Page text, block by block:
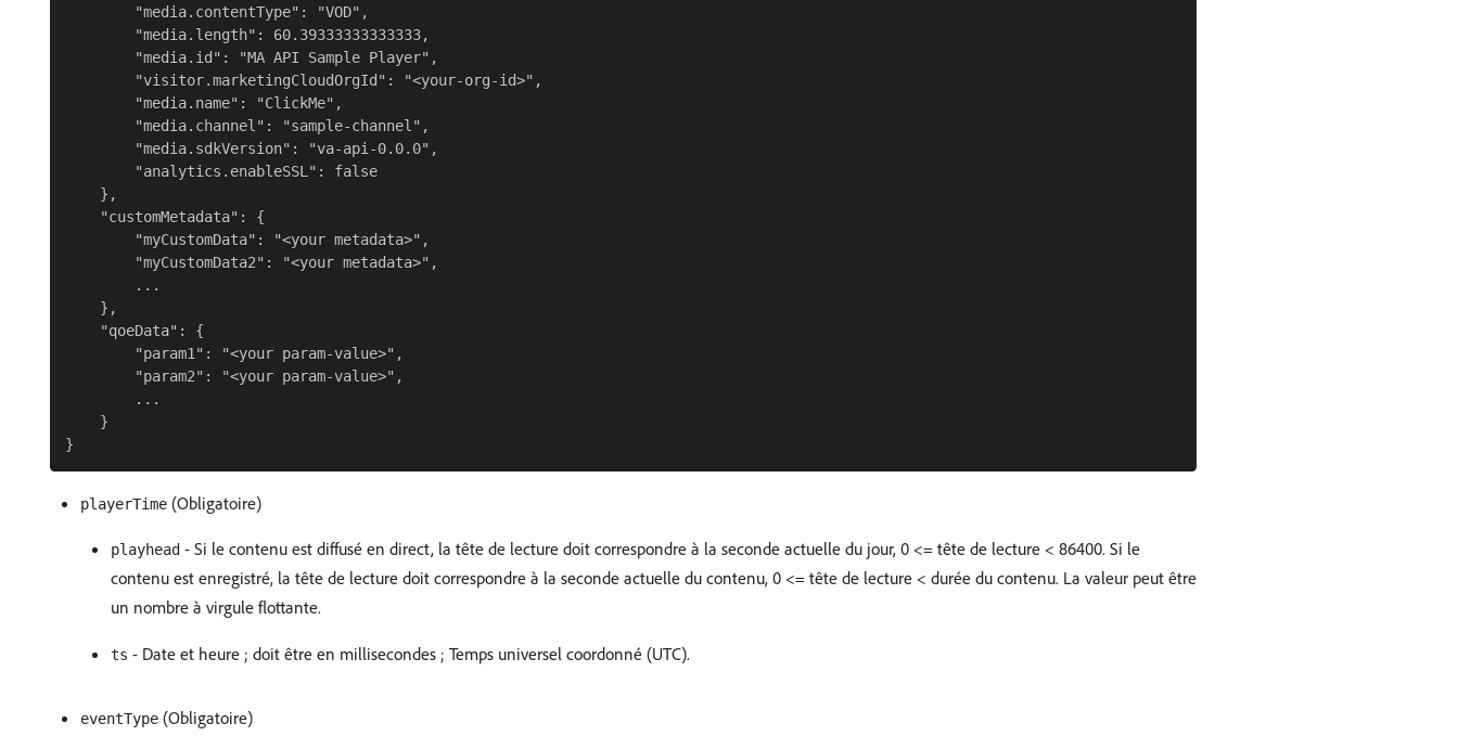
        "media.contentType": "VOD",
        "media.length": 60.39333333333333,
        "media.id": "MA API Sample Player",
        "visitor.marketingCloudOrgId": "<your-org-id>",
        "media.name": "ClickMe",
        "media.channel": "sample-channel",
        "media.sdkVersion": "va-api-0.0.0",
        "analytics.enableSSL": false
    },
    "customMetadata": {
        "myCustomData": "<your metadata>",
        "myCustomData2": "<your metadata>",
        ...
    },
    "qoeData": {
        "param1": "<your param-value>",
        "param2": "<your param-value>",
        ...
    }
playerTime (Obligatoire)
playhead - Si le contenu est diffusé en direct, la tête de lecture doit correspondre à la seconde actuelle du jour, 0 <= tête de lecture < 86400. Si le
contenu est enregistré, la tête de lecture doit correspondre à la seconde actuelle du contenu, 0 <= tête de lecture < durée du contenu. La valeur peut être
un nombre à virgule flottante.
ts - Date et heure ; doit être en millisecondes ; Temps universel coordonné (UTC).
eventType (Obligatoire)